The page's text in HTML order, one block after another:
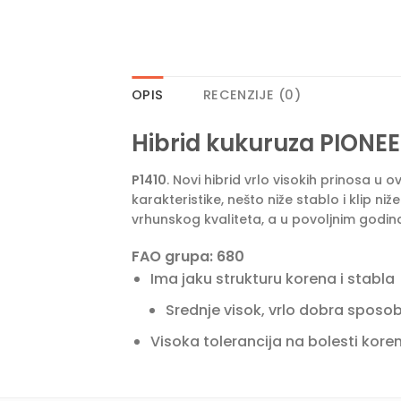
OPIS RECENZIJE (0)
Hibrid kukuruza
P1410. Novi hibrid vrlo visokih prinosa u
karakteristike, nešto niže stablo i klip
vrhunskog kvaliteta, a u povoljnim
FAO grupa: 680
Ima jaku strukturu korena i stabla
Srednje visok, vrlo dobra
Visoka tolerancija na bolesti